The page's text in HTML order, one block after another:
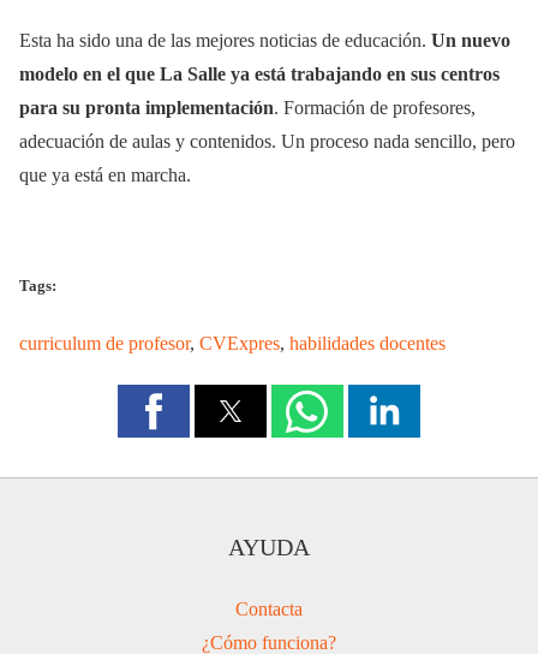
Esta ha sido una de las mejores noticias de educación. Un nuevo
modelo en el que La Salle ya está trabajando en sus centros
para su pronta implementación. Formación de profesores,
adecuación de aulas y contenidos. Un proceso nada sencillo, pero
que ya está en marcha.
Tags:
curriculum de profesor, CVExpres, habilidades docentes
AYUDA
Contacta
¿Cómo funciona?